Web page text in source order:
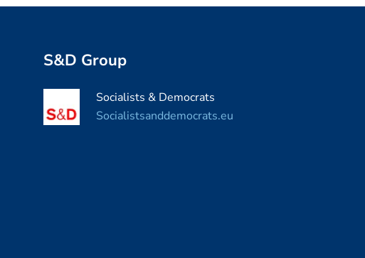
S&D Group
Socialists & Democrats
Socialistsanddemocrats.eu